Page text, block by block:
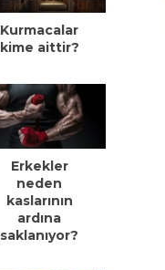
Kurmacalar
kime aittir?
Erkekler
neden
kaslarının
ardına
saklanıyor?